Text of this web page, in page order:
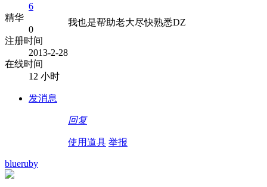
6
精华
0
注册时间
2013-2-28
在线时间
12 小时
发消息
我也是帮助老大尽快熟悉DZ
回复
使用道具 举报
blueruby